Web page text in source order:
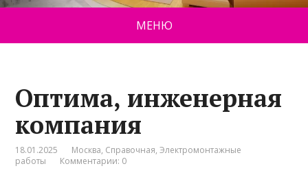
МЕНЮ
Оптима, инженерная
компания
18.01.2025 Москва, Справочная,Электромонтажные
работы
Комментарии: 0